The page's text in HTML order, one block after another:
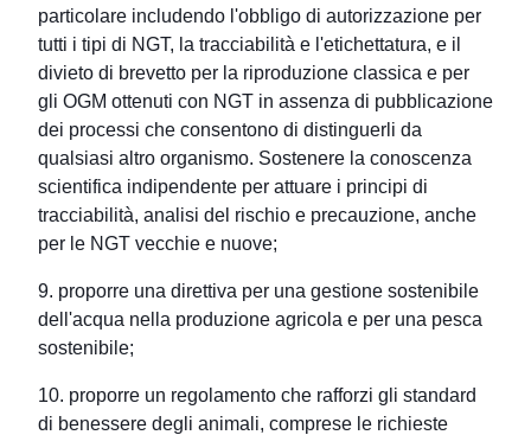
particolare includendo l'obbligo di autorizzazione per
tutti i tipi di NGT, la tracciabilità e l'etichettatura, e il
divieto di brevetto per la riproduzione classica e per
gli OGM ottenuti con NGT in assenza di pubblicazione
dei processi che consentono di distinguerli da
qualsiasi altro organismo. Sostenere la conoscenza
scientifica indipendente per attuare i principi di
tracciabilità, analisi del rischio e precauzione, anche
per le NGT vecchie e nuove;
9. proporre una direttiva per una gestione sostenibile
dell'acqua nella produzione agricola e per una pesca
sostenibile;
10. proporre un regolamento che rafforzi gli standard
di benessere degli animali, comprese le richieste